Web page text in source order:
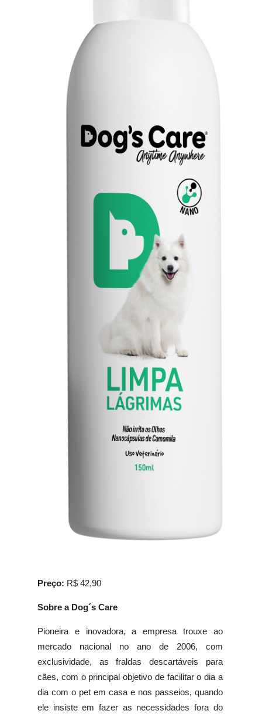
Preço: R$ 42,90
Sobre a Dog´s Care
Pioneira e inovadora, a empresa trouxe ao
mercado nacional no ano de 2006, com
exclusividade, as fraldas descartáveis para
cães, com o principal objetivo de facilitar o dia a
dia com o pet em casa e nos passeios, quando
ele insiste em fazer as necessidades fora do